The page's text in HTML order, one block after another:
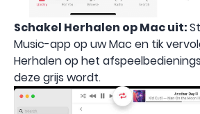
Schakel Herhalen op Mac uit:
Music-app op uw Mac en tik
Herhalen op het
deze grijs wordt.